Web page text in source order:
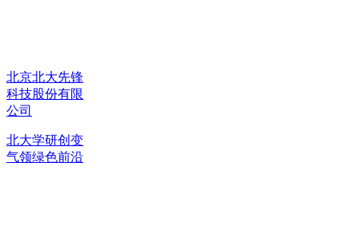
北京北大先锋
科技股份有限
公司
北大学研创变
气领绿色前沿